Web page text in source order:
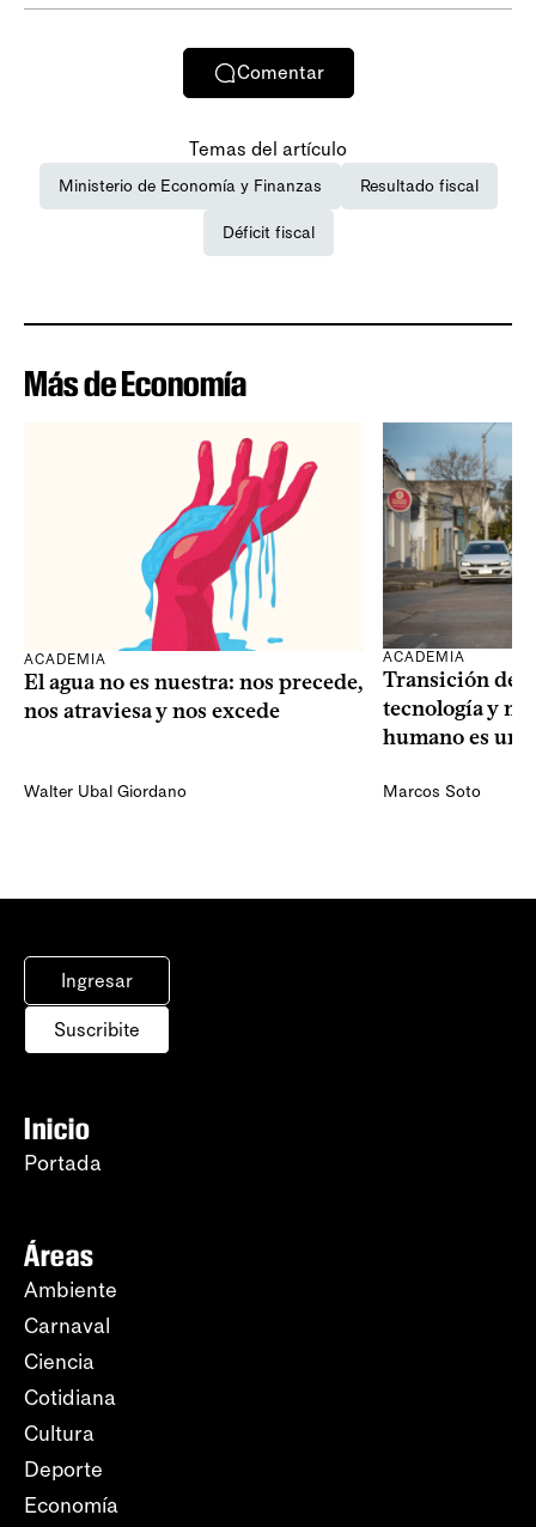
Comentar
Temas del artículo
Ministerio de Economía y Finanzas Resultado fiscal
Déficit fiscal
Más de Economía
ACADEMIA
El agua no es nuestra: nos precede,
nos atraviesa y nos excede
Walter Ubal Giordano
ACADEMIA
Transición
tecnología y
humano es
Marcos Soto
Ingresar
Suscribite
Inicio
Portada
Áreas
Ambiente
Carnaval
Ciencia
Cotidiana
Cultura
Deporte
Economía